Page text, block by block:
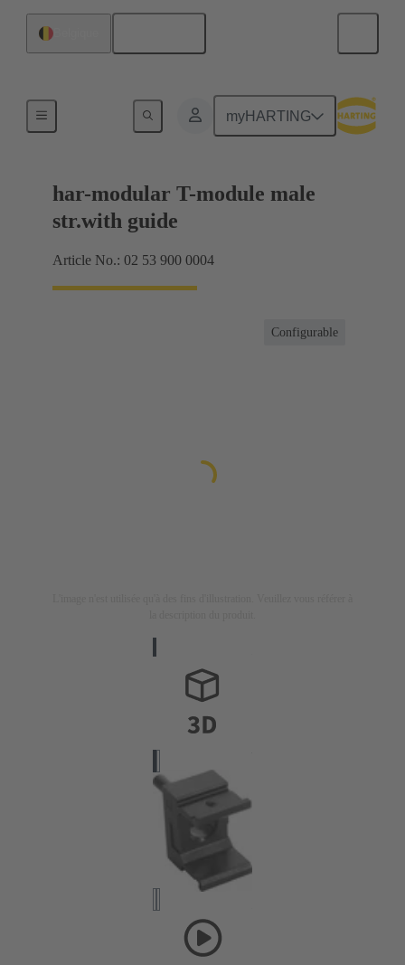
myHARTING
har-modular T-module male
str.with guide
Article No.: 02 53 900 0004
Configurable